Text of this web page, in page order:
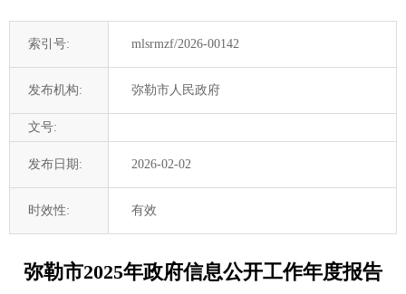
索引号: mlsrmzf/2026-00142
发布机构: 弥勒市人民政府
文号:
发布日期: 2026-02-02
时效性: 有效
弥勒市2025年政府信息公开工作年度报告